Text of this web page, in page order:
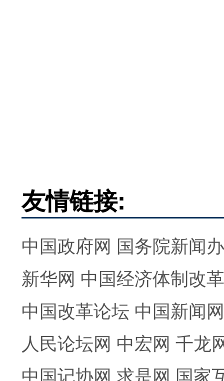
友情链接:
中国政府网 国务院新闻
新华网 中国经济体制改
中国改革论坛 中国新闻网
人民论坛网 中宏网 千龙
中国记协网 求是网 国家